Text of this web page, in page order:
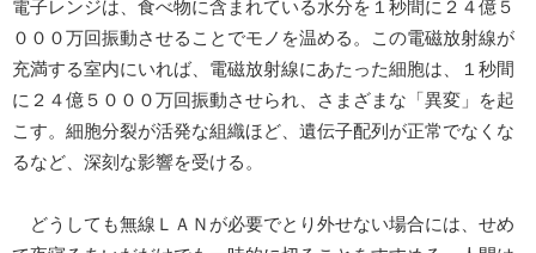
電子レンジは、食べ物に含まれている水分を１秒間に２４億５
０００万回振動させることでモノを温める。この電磁放射線が
充満する室内にいれば、電磁放射線にあたった細胞は、１秒間
に２４億５０００万回振動させられ、さまざまな「異変」を起
こす。細胞分裂が活発な組織ほど、遺伝子配列が正常でなくな
るなど、深刻な影響を受ける。
どうしても無線ＬＡＮが必要でとり外せない場合には、せめ